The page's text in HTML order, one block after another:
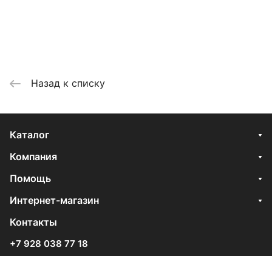
Назад к списку
Каталог
Компания
Помощь
Интернет-магазин
Контакты
+7 928 038 77 18